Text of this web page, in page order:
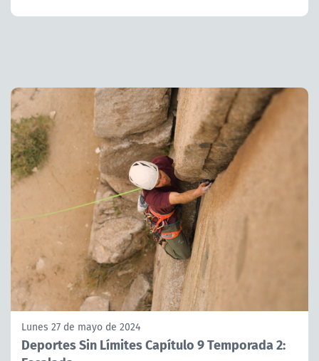
Lunes 27 de mayo de 2024
Deportes Sin Límites Capítulo 9 Temporada 2: